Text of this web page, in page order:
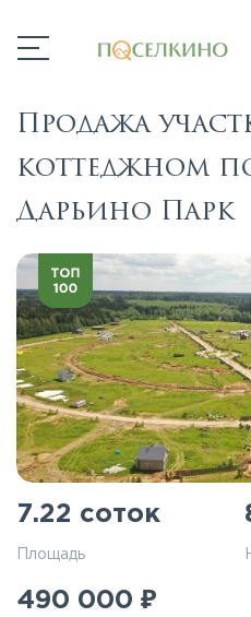
Продажа
коттеджном
Дарьино Парк
7.22 соток
Площадь
490 000 ₽